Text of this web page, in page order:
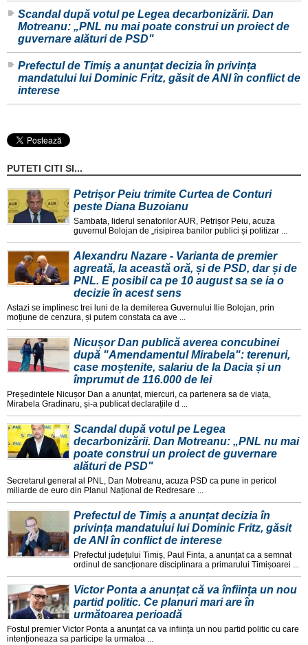
Scandal după votul pe Legea decarbonizării. Dan
Motreanu: „PNL nu mai poate construi un proiect de
guvernare alături de PSD"
Prefectul de Timiș a anunțat decizia în privința
mandatului lui Dominic Fritz, găsit de ANI în conflict de
interese
PUTETI CITI SI...
Petrișor Peiu trimite Curtea de Conturi
peste Diana Buzoianu
Sambata, liderul senatorilor AUR, Petrișor Peiu, acuza
guvernul Bolojan de „risipirea banilor publici și politizar ...
Alexandru Nazare - Varianta de premier
agreată, la această oră, și de PSD, dar și de
PNL. E posibil ca pe 10 august sa se ia o
decizie în acest sens
Astazi se implinesc trei luni de la demiterea Guvernului Ilie Bolojan, prin
moțiune de cenzura, și putem constata ca ave ...
Nicușor Dan publică averea concubinei
după "Amendamentul Mirabela": terenuri,
case moștenite, salariu de la Dacia și un
împrumut de 116.000 de lei
Președintele Nicușor Dan a anunțat, miercuri, ca partenera sa de viața,
Mirabela Gradinaru, și-a publicat declarațiile d ...
Scandal după votul pe Legea
decarbonizării. Dan Motreanu: „PNL nu mai
poate construi un proiect de guvernare
alături de PSD"
Secretarul general al PNL, Dan Motreanu, acuza PSD ca pune in pericol
miliarde de euro din Planul Național de Redresare ...
Prefectul de Timiș a anunțat decizia în
privința mandatului lui Dominic Fritz, găsit
de ANI în conflict de interese
Prefectul județului Timiș, Paul Finta, a anunțat ca a semnat
ordinul de sancționare disciplinara a primarului Timișoarei ...
Victor Ponta a anunțat că va înființa un nou
partid politic. Ce planuri mari are în
următoarea perioadă
Fostul premier Victor Ponta a anunțat ca va inființa un nou partid politic cu care
intenționeaza sa participe la urmatoa ...